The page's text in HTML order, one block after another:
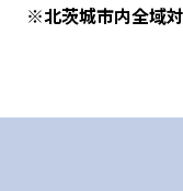
※北茨城市内全域